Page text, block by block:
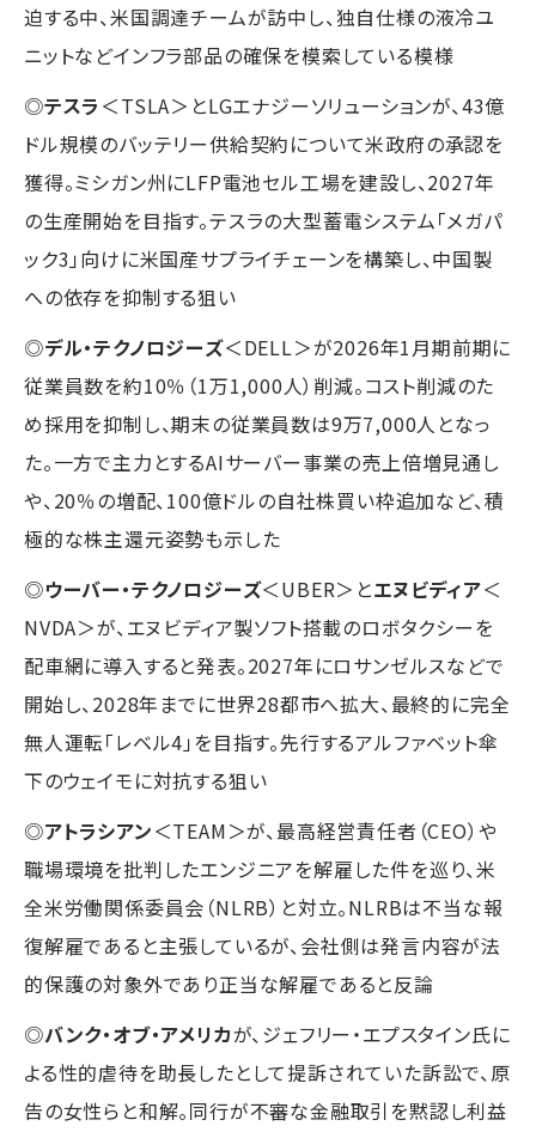
迫する中、米国調達チームが訪中し、独自仕様の液冷ユ
ニットなどインフラ部品の確保を模索している模様
◎テスラ ＜TSLA＞とLGエナジーソリューションが、43億
ドル規模のバッテリー供給契約について米政府の承認を
獲得。ミシガン州にLFP電池セル工場を建設し、2027年
の生産開始を目指す。テスラの大型蓄電システム「メガパ
ック3」向けに米国産サプライチェーンを構築し、中国製
への依存を抑制する狙い
◎デル・テクノロジーズ＜DELL＞が2026年1月期前期に
従業員数を約10％（1万1,000人）削減。コスト削減のた
め採用を抑制し、期末の従業員数は9万7,000人となっ
た。一方で主力とするAIサーバー事業の売上倍増見通し
や、20％の増配、100億ドルの自社株買い枠追加など、積
極的な株主還元姿勢も示した
◎ウーバー・テクノロジーズ＜UBER＞とエヌビディア＜
NVDA＞が、エヌビディア製ソフト搭載のロボタクシーを
配車網に導入すると発表。2027年にロサンゼルスなどで
開始し、2028年までに世界28都市へ拡大、最終的に完全
無人運転「レベル4」を目指す。先行するアルファベット傘
下のウェイモに対抗する狙い
◎アトラシアン＜TEAM＞が、最高経営責任者（CEO）や
職場環境を批判したエンジニアを解雇した件を巡り、米
全米労働関係委員会（NLRB）と対立。NLRBは不当な報
復解雇であると主張しているが、会社側は発言内容が法
的保護の対象外であり正当な解雇であると反論
◎バンク・オブ・アメリカが、ジェフリー・エプスタイン氏に
よる性的虐待を助長したとして提訴されていた訴訟で、原
告の女性らと和解。同行が不審な金融取引を黙認し利益